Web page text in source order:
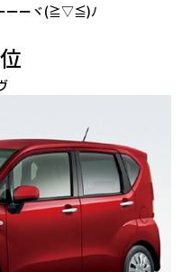
ーーヾ(≧▽≦)ﾉ
位